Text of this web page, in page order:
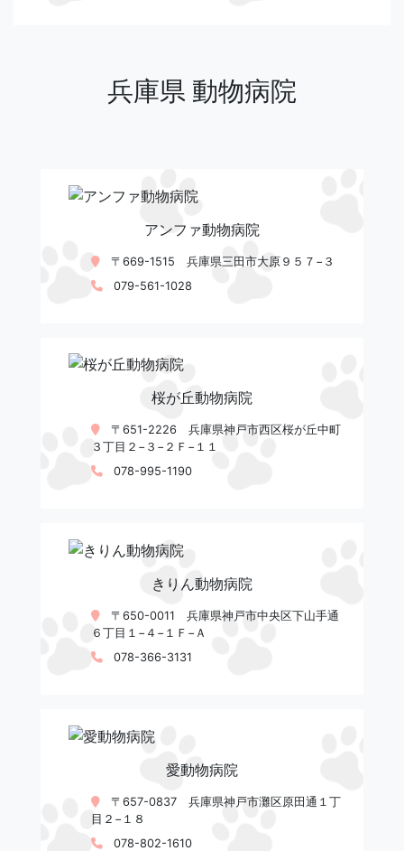
兵庫県 動物病院
アンファ動物病院
〒669-1515 兵庫県三田市大原９５７−３
079-561-1028
桜が丘動物病院
〒651-2226 兵庫県神戸市西区桜が丘中町
３丁目２−３−２Ｆ−１１
078-995-1190
きりん動物病院
〒650-0011 兵庫県神戸市中央区下山手通
６丁目１−４−１Ｆ−Ａ
078-366-3131
愛動物病院
〒657-0837 兵庫県神戸市灘区原田通１丁
目２−１８
078-802-1610